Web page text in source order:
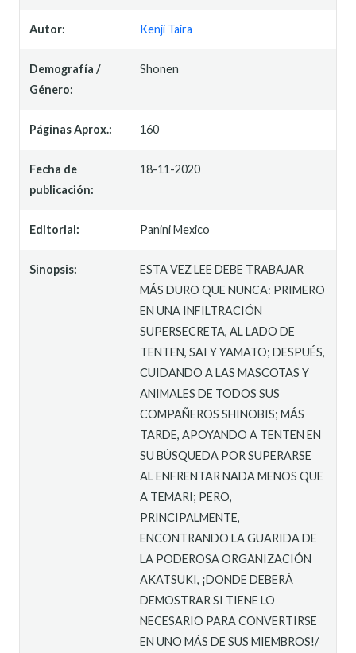
Autor: Kenji Taira
Demografía /
Género:
Shonen
Páginas Aprox.: 160
Fecha de
publicación:
18-11-2020
Editorial: Panini Mexico
Sinopsis:
ESTA VEZ LEE DEBE TRABAJAR
MÁS DURO QUE NUNCA: PRIMERO
EN UNA INFILTRACIÓN
SUPERSECRETA, AL LADO DE
TENTEN, SAI Y YAMATO; DESPUÉS,
CUIDANDO A LAS MASCOTAS Y
ANIMALES DE TODOS SUS
COMPAÑEROS SHINOBIS; MÁS
TARDE, APOYANDO A TENTEN EN
SU BÚSQUEDA POR SUPERARSE
AL ENFRENTAR NADA MENOS QUE
A TEMARI; PERO,
PRINCIPALMENTE,
ENCONTRANDO LA GUARIDA DE
LA PODEROSA ORGANIZACIÓN
AKATSUKI, ¡DONDE DEBERÁ
DEMOSTRAR SI TIENE LO
NECESARIO PARA CONVERTIRSE
EN UNO MÁS DE SUS MIEMBROS!/